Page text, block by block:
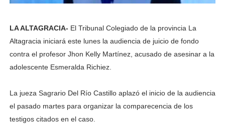
LA ALTAGRACIA- El Tribunal Colegiado de la provincia La
Altagracia iniciará este lunes la audiencia de juicio de fondo
contra el profesor Jhon Kelly Martínez, acusado de asesinar a la
adolescente Esmeralda Richiez.
La jueza Sagrario Del Río Castillo aplazó el inicio de la audiencia
el pasado martes para organizar la comparecencia de los
testigos citados en el caso.